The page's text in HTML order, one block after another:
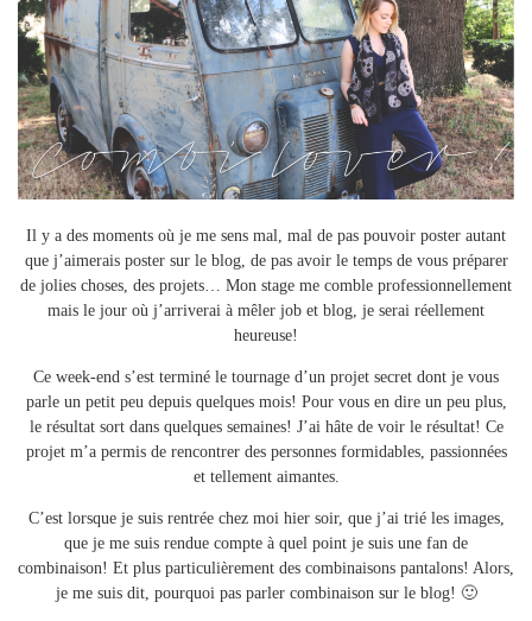
Il y a des moments où je me sens mal, mal de pas pouvoir poster autant
que j’aimerais poster sur le blog, de pas avoir le temps de vous préparer
de jolies choses, des projets… Mon stage me comble professionnellement
mais le jour où j’arriverai à mêler job et blog, je serai réellement
heureuse!
Ce week-end s’est terminé le tournage d’un projet secret dont je vous
parle un petit peu depuis quelques mois! Pour vous en dire un peu plus,
le résultat sort dans quelques semaines! J’ai hâte de voir le résultat! Ce
projet m’a permis de rencontrer des personnes formidables, passionnées
et tellement aimantes.
C’est lorsque je suis rentrée chez moi hier soir, que j’ai trié les images,
que je me suis rendue compte à quel point je suis une fan de
combinaison! Et plus particulièrement des combinaisons pantalons! Alors,
je me suis dit, pourquoi pas parler combinaison sur le blog! 🙂